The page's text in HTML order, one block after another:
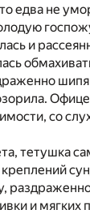
едва не
и
шипя
со
тетушка
и мягких